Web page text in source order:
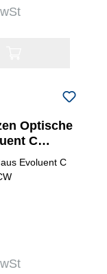
Optische
C
Evoluent C